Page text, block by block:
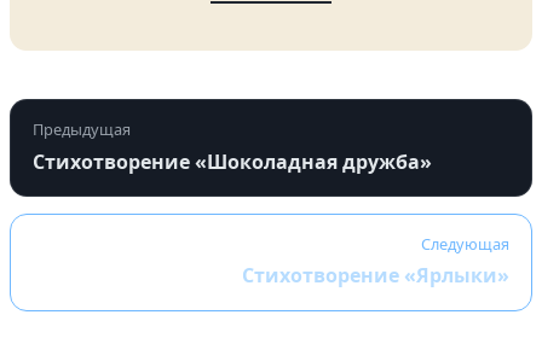
Предыдущая
Стихотворение «Шоколадная дружба»
Следующая
Стихотворение «Ярлыки»